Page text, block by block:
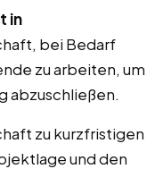
in
bei Bedarf
zu arbeiten, um
abzuschließen.
zu kurzfristigen
und den